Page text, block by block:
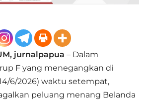
jurnalpapua – Dalam
F yang menegangkan di
6/2026) waktu setempat,
peluang menang Belanda